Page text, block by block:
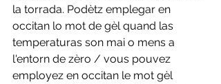
la torrada. Podètz emplegar en
occitan lo mot de gèl quand las
temperaturas son mai o mens a
l'entorn de zèro / vous pouvez
employez en occitan le mot gèl